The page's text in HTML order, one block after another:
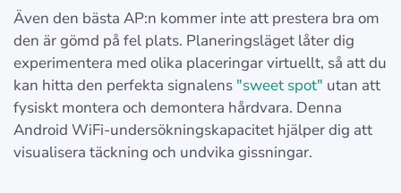
Även den bästa AP:n kommer inte att prestera bra om
den är gömd på fel plats. Planeringsläget låter dig
experimentera med olika placeringar virtuellt, så att du
kan hitta den perfekta signalens "sweet spot" utan att
fysiskt montera och demontera hårdvara. Denna
Android WiFi-undersökningskapacitet hjälper dig att
visualisera täckning och undvika gissningar.